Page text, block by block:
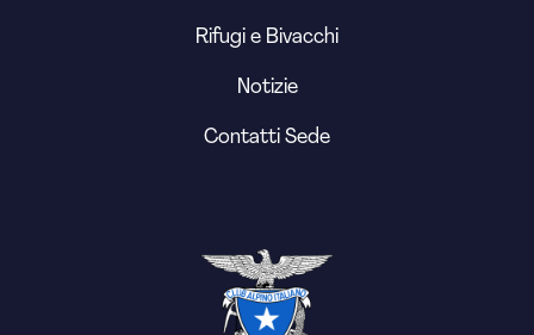
Rifugi e Bivacchi
Notizie
Contatti Sede